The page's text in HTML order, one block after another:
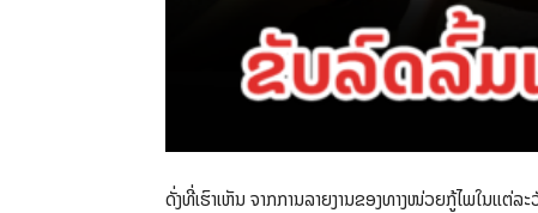
ດັ່ງທີ່ເຮົາເຫັນ ຈາກການລາຍງານຂອງທາງໜ່ວຍກູ້ໄພໃນແຕ່